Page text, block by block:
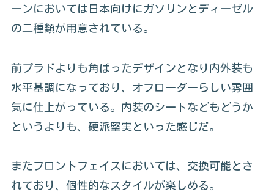
ーンにおいては日本向けにガソリンとディーゼル
の二種類が用意されている。
前プラドよりも角ばったデザインとなり内外装も
水平基調になっており、オフローダーらしい雰囲
気に仕上がっている。内装のシートなどもどうか
というよりも、硬派堅実といった感じだ。
またフロントフェイスにおいては、交換可能とさ
れており、個性的なスタイルが楽しめる。